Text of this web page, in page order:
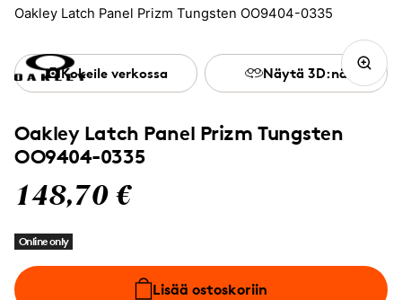
Oakley Latch Panel Prizm Tungsten OO9404-0335
Oakley Latch Panel Prizm Tungsten
OO9404-0335
148,70 €
Online only
Lisää ostoskoriin
Kokeile verkossa Näytä 3D:nä